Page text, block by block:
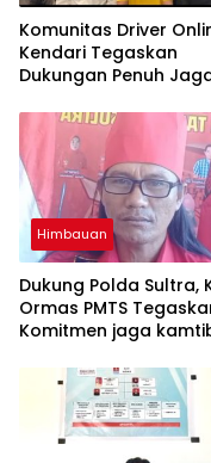
Komunitas Driver
Kendari Tegaskan
Dukungan Penuh
Keselamatan Berlalu
Himbauan
Dukung Polda Sultra,
Ormas PMTS
Komitmen jaga